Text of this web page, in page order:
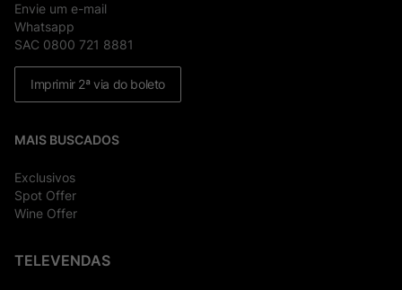
Envie um e-mail
Whatsapp
SAC 0800 721 8881
Imprimir 2ª via do boleto
MAIS BUSCADOS
Exclusivos
Spot Offer
Wine Offer
TELEVENDAS